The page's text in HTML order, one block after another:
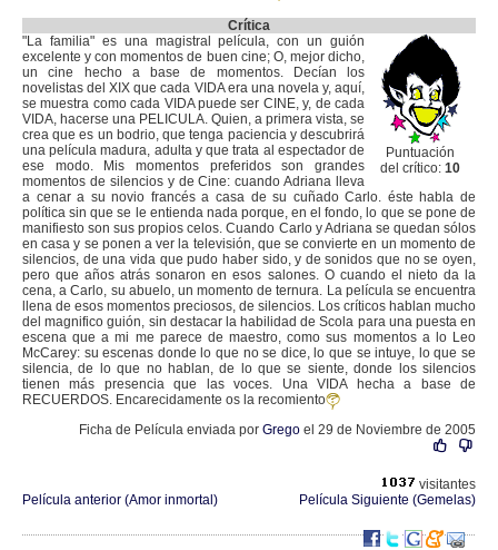
Crítica
Puntuación
del crítico: 10
"La familia" es una magistral película, con un guión
excelente y con momentos de buen cine; O, mejor dicho,
un cine hecho a base de momentos. Decían los
novelistas del XIX que cada VIDA era una novela y, aquí,
se muestra como cada VIDA puede ser CINE, y, de cada
VIDA, hacerse una PELICULA. Quien, a primera vista, se
crea que es un bodrio, que tenga paciencia y descubrirá
una película madura, adulta y que trata al espectador de
ese modo. Mis momentos preferidos son grandes
momentos de silencios y de Cine: cuando Adriana lleva
a cenar a su novio francés a casa de su cuñado Carlo. éste habla de
política sin que se le entienda nada porque, en el fondo, lo que se pone de
manifiesto son sus propios celos. Cuando Carlo y Adriana se quedan sólos
en casa y se ponen a ver la televisión, que se convierte en un momento de
silencios, de una vida que pudo haber sido, y de sonidos que no se oyen,
pero que años atrás sonaron en esos salones. O cuando el nieto da la
cena, a Carlo, su abuelo, un momento de ternura. La película se encuentra
llena de esos momentos preciosos, de silencios. Los críticos hablan mucho
del magnifico guión, sin destacar la habilidad de Scola para una puesta en
escena que a mi me parece de maestro, como sus momentos a lo Leo
McCarey: su escenas donde lo que no se dice, lo que se intuye, lo que se
silencia, de lo que no hablan, de lo que se siente, donde los silencios
tienen más presencia que las voces. Una VIDA hecha a base de
RECUERDOS. Encarecidamente os la recomiento
Ficha de Película enviada por Grego el 29 de Noviembre de 2005
visitantes
Película anterior (Amor inmortal)
Película Siguiente (Gemelas)